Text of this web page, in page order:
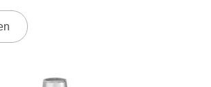
Quadratische Flaschendesign Ist